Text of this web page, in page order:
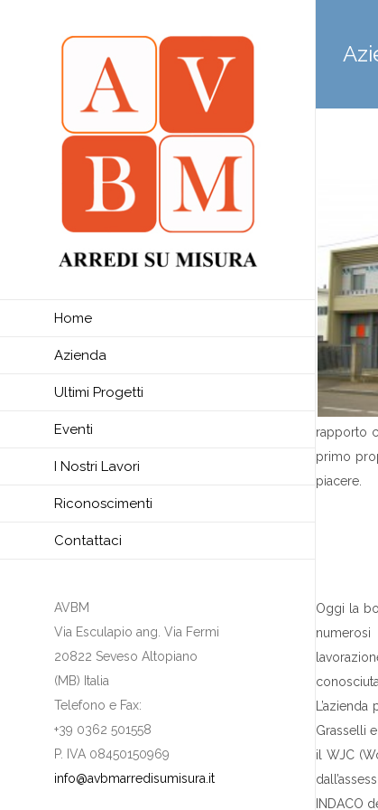
Home
Azienda
Ultimi Progetti
Eventi
I Nostri Lavori
Riconoscimenti
Contattaci
AVBM
Via Esculapio ang. Via Fermi
20822 Seveso Altopiano
(MB) Italia
Telefono e Fax:
+39 0362 501558
P. IVA 08450150969
info@avbmarredisumisura.it
rapporto
primo
piacere.
Oggi la
Grasselli
il WJC
INDACO